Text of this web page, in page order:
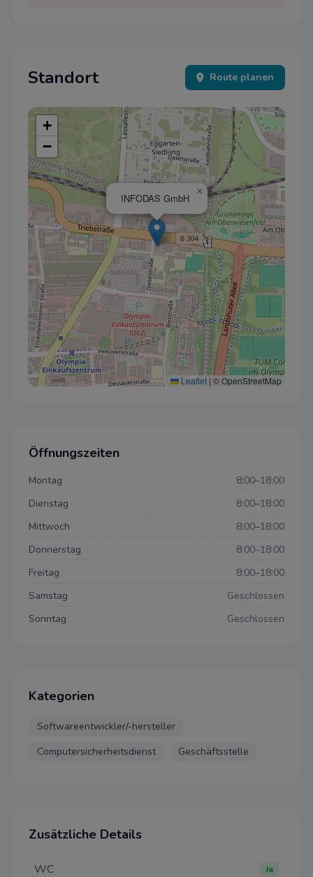
Standort Route planen
INFODAS GmbH
×
+
−
Leaflet | © OpenStreetMap
Öffnungszeiten
Montag
8:00–18:00
Dienstag
8:00–18:00
Mittwoch
8:00–18:00
Donnerstag
8:00–18:00
Freitag
8:00–18:00
Samstag
Geschlossen
Sonntag
Geschlossen
Kategorien
Softwareentwickler/-hersteller
Computersicherheitsdienst
Geschäftsstelle
Zusätzliche Details
WC Ja
Datenschutz-Bestimmungen